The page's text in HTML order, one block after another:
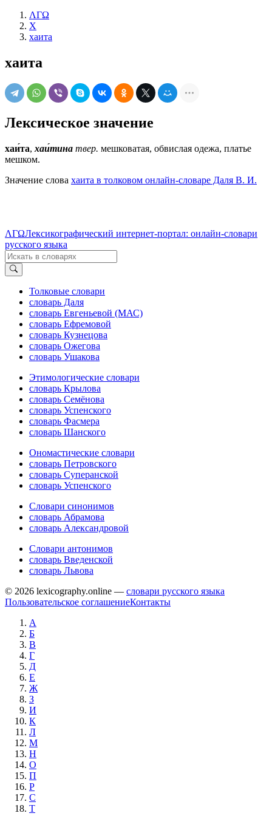
ΛΓΩ
Х
хаита
хаита
Лексическое значение
хаи́та, хаи́тина твер. мешковатая, обвислая одежа, платье
мешком.
Значение слова хаита в толковом онлайн-словаре Даля В. И.
ΛΓΩЛексикографический интернет-портал: онлайн-словари
русского языка
Толковые словари
словарь Даля
словарь Евгеньевой (МАС)
словарь Ефремовой
словарь Кузнецова
словарь Ожегова
словарь Ушакова
Этимологические словари
словарь Крылова
словарь Семёнова
словарь Успенского
словарь Фасмера
словарь Шанского
Ономастические словари
словарь Петровского
словарь Суперанской
словарь Успенского
Словари синонимов
словарь Абрамова
словарь Александровой
Словари антонимов
словарь Введенской
словарь Львова
© 2026 lexicography.online — словари русского языка
Пользовательское соглашениеКонтакты
А
Б
В
Г
Д
Е
Ж
З
И
К
Л
М
Н
О
П
Р
С
Т